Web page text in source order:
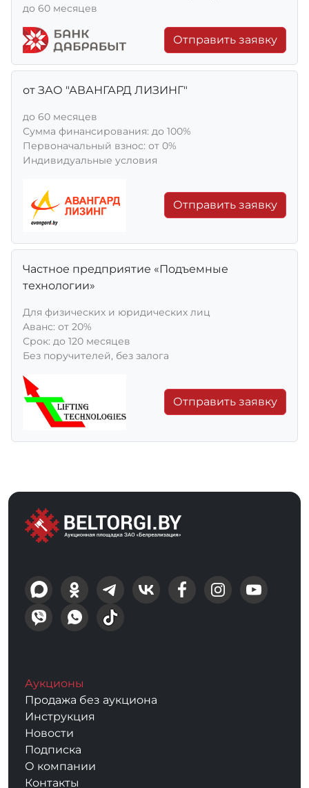
до 60 месяцев
Отправить заявку
от ЗАО "АВАНГАРД ЛИЗИНГ"
до 60 месяцев
Сумма финансирования: до 100%
Первоначальный взнос: от 0%
Индивидуальные условия
Отправить заявку
Частное предприятие «Подъемные
технологии»
Для физических и юридических лиц
Aванс: от 20%
Срок: до 120 месяцев
Без поручителей, без залога
Отправить заявку
Аукционы
Продажа без аукциона
Инструкция
Новости
Подписка
О компании
Контакты